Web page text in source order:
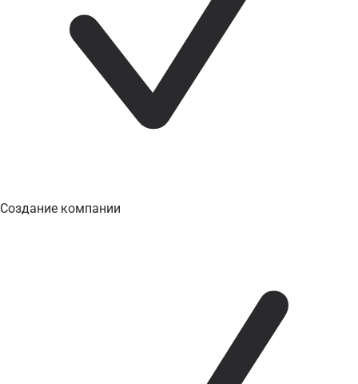
Создание компании